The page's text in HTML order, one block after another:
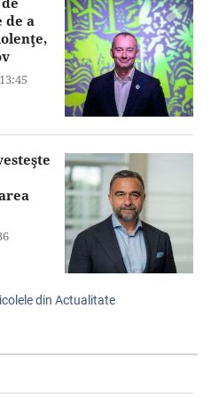
de a
13:45
din Actualitate